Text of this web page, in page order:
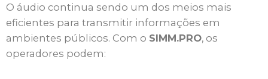
O áudio continua sendo um dos meios mais
eficientes para transmitir informações em
ambientes públicos. Com o SIMM.PRO, os
operadores podem: